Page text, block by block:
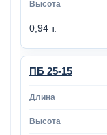
0,94 т.
ПБ 25-15